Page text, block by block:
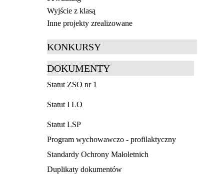
Wyjście z klasą
Inne projekty zrealizowane
KONKURSY
DOKUMENTY
Statut ZSO nr 1
Statut I LO
Statut LSP
Program wychowawczo - profilaktyczny
Standardy Ochrony Małoletnich
Duplikaty dokumentów